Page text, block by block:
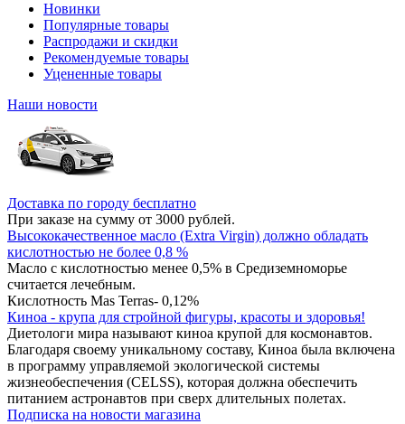
Новинки
Популярные товары
Распродажи и скидки
Рекомендуемые товары
Уцененные товары
Наши новости
Доставка по городу бесплатно
При заказе на сумму от 3000 рублей.
Высококачественное масло (Extra Virgin) должно обладать
кислотностью не более 0,8 %
Масло с кислотностью менее 0,5% в Средиземноморье
считается лечебным.
Кислотность Mas Terras- 0,12%
Киноа - крупа для стройной фигуры, красоты и здоровья!
Диетологи мира называют киноа крупой для космонавтов.
Благодаря своему уникальному составу, Киноа была включена
в программу управляемой экологической системы
жизнеобеспечения (CELSS), которая должна обеспечить
питанием астронавтов при сверх длительных полетах.
Подписка на новости магазина